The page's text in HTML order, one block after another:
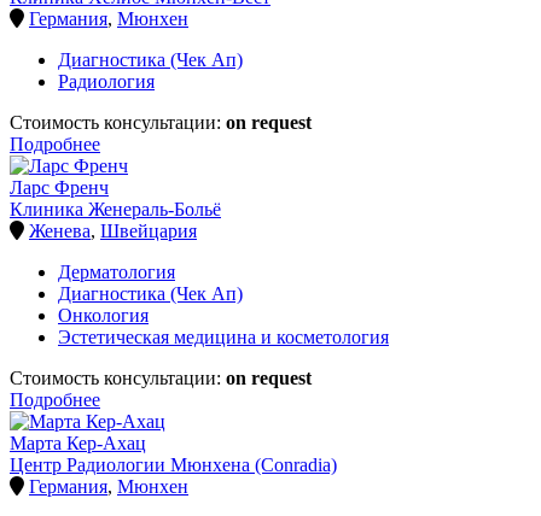
Германия, Мюнхен
Диагностика (Чек Ап)
Радиология
Стоимость консультации: on request
Подробнее
Ларс Френч
Клиника Женераль-Больё
Женева, Швейцария
Дерматология
Диагностика (Чек Ап)
Онкология
Эстетическая медицина и косметология
Стоимость консультации: on request
Подробнее
Марта Кер-Ахац
Центр Радиологии Мюнхена (Conradia)
Германия, Мюнхен